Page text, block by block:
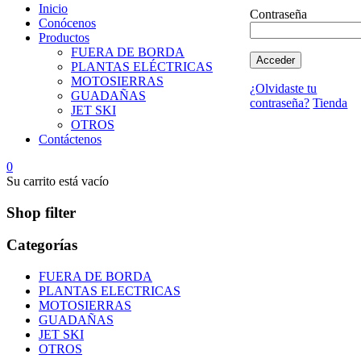
Contraseña
¿Olvidaste tu
contraseña? Tienda
Inicio
Conócenos
Productos
FUERA DE BORDA
PLANTAS ELÉCTRICAS
MOTOSIERRAS
GUADAÑAS
JET SKI
OTROS
Contáctenos
0
Su carrito está vacío
Shop filter
Categorías
FUERA DE BORDA
PLANTAS ELECTRICAS
MOTOSIERRAS
GUADAÑAS
JET SKI
OTROS